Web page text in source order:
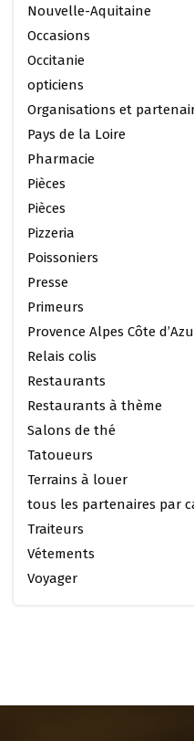
Nouvelle-Aquitaine
Occasions
Occitanie
opticiens
Organisations et
Pays de la Loire
Pharmacie
Pièces
Pièces
Pizzeria
Poissoniers
Presse
Primeurs
Provence Alpes Côte
Relais colis
Restaurants
Restaurants à thème
Salons de thé
Tatoueurs
Terrains à louer
tous les partenaires par
Traiteurs
Vétements
Voyager